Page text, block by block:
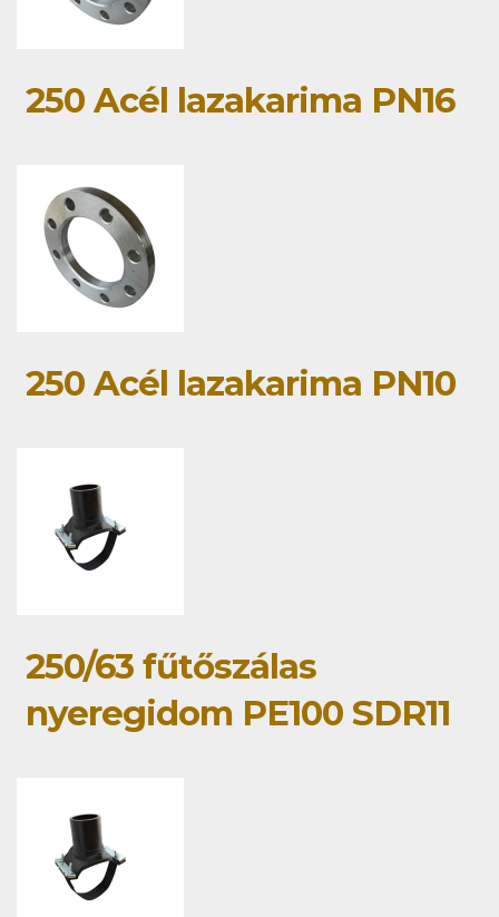
250 Acél lazakarima PN16
250 Acél lazakarima PN10
250/63 fűtőszálas
nyeregidom PE100 SDR11